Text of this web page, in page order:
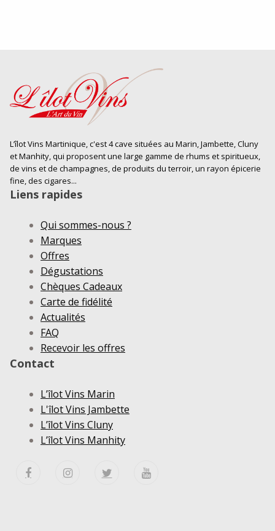
L’îlot Vins Martinique, c'est 4 cave situées au Marin, Jambette, Cluny
et Manhity, qui proposent une large gamme de rhums et spiritueux,
de vins et de champagnes, de produits du terroir, un rayon épicerie
fine, des cigares...
Liens rapides
Qui sommes-nous ?
Marques
Offres
Dégustations
Chèques Cadeaux
Carte de fidélité
Actualités
FAQ
Recevoir les offres
Contact
L’îlot Vins Marin
L'îlot Vins Jambette
L’îlot Vins Cluny
L’îlot Vins Manhity